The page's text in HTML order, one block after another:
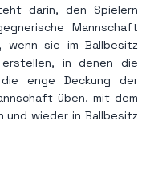
darin, den Spielern
Mannschaft
wenn sie im Ballbesitz
in denen die
enge Deckung der
üben, mit dem
und wieder in Ballbesitz